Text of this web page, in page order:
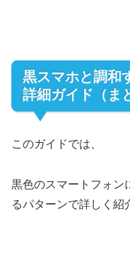
黒スマホと調和
詳細ガイド（ま
このガイドでは、
黒色のスマートフォン
るパターンで詳しく紹